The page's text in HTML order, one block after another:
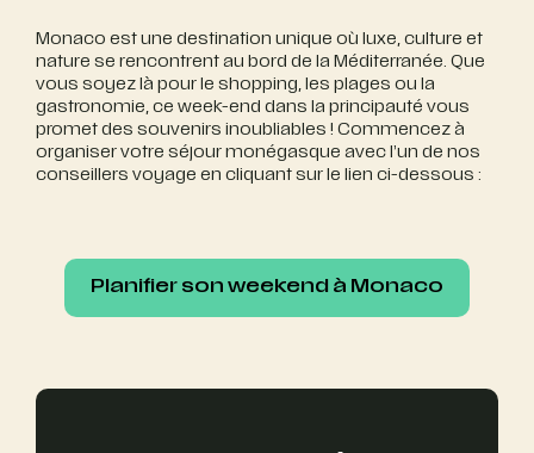
Monaco est une destination unique où luxe, culture et
nature se rencontrent au bord de la Méditerranée. Que
vous soyez là pour le shopping, les plages ou la
gastronomie, ce week-end dans la principauté vous
promet des souvenirs inoubliables ! Commencez à
organiser votre séjour monégasque avec l’un de nos
conseillers voyage en cliquant sur le lien ci-dessous :
Planifier son weekend à Monaco